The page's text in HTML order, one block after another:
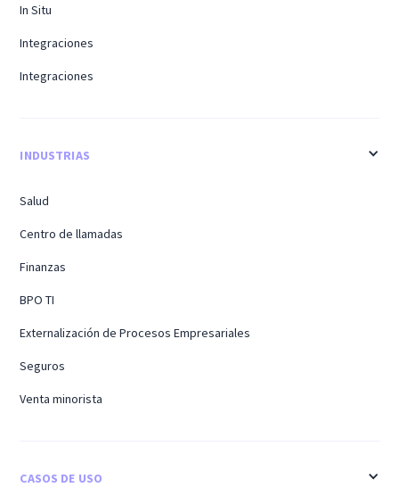
In Situ
Integraciones
Integraciones
INDUSTRIAS
Salud
Centro de llamadas
Finanzas
BPO TI
Externalización de Procesos Empresariales
Seguros
Venta minorista
CASOS DE USO